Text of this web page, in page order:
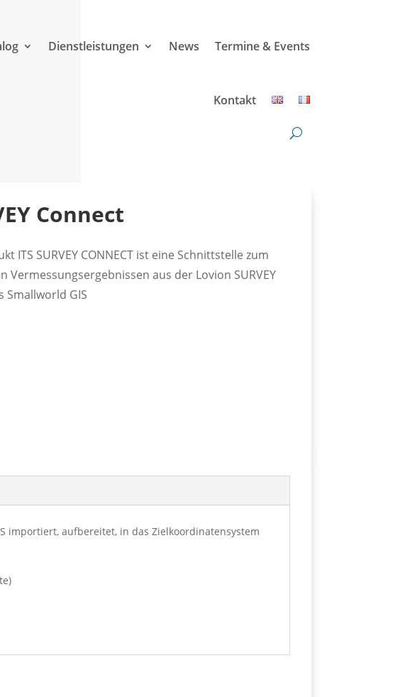
Dienstleistungen News Termine & Events
Kontakt
Connect
ITS SURVEY CONNECT ist eine Schnittstelle zum
Vermessungsergebnissen aus der Lovion SURVEY
Smallworld GIS
importiert, aufbereitet, in das Zielkoordinatensystem